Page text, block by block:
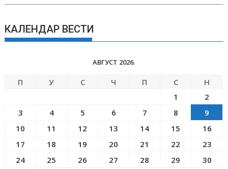
КАЛЕНДАР ВЕСТИ
АВГУСТ 2026.
П У С Ч П С Н
1
2
3
4 5 6 7 8
9
10
11 12 13 14 15
16
17
18 19 20 21 22
23
24
25 26 27 28 29
30